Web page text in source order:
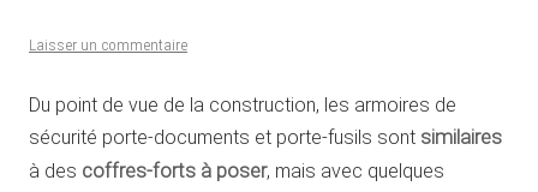
Laisser un commentaire
Du point de vue de la construction, les armoires de
sécurité porte-documents et porte-fusils sont similaires
à des coffres-forts à poser, mais avec quelques